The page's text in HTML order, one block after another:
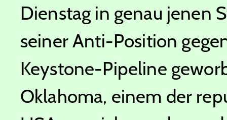
Dienstag in genau jenen
seiner Anti-Position
Keystone-Pipeline
Oklahoma, einem der